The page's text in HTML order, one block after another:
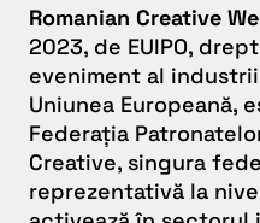
Romanian Creative
2023, de EUIPO,
eveniment al
Uniunea Europeană,
Federația
Creative, singura
reprezentativă la